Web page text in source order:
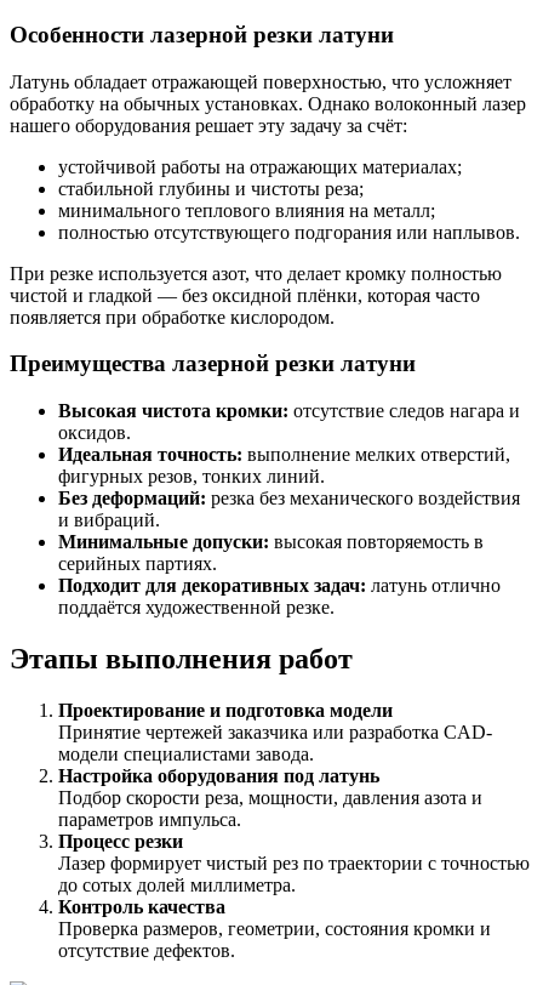
Особенности лазерной резки латуни
Латунь обладает отражающей поверхностью, что усложняет
обработку на обычных установках. Однако волоконный лазер
нашего оборудования решает эту задачу за счёт:
устойчивой работы на отражающих материалах;
стабильной глубины и чистоты реза;
минимального теплового влияния на металл;
полностью отсутствующего подгорания или наплывов.
При резке используется азот, что делает кромку полностью
чистой и гладкой — без оксидной плёнки, которая часто
появляется при обработке кислородом.
Преимущества лазерной резки латуни
Высокая чистота кромки: отсутствие следов нагара и
оксидов.
Идеальная точность: выполнение мелких отверстий,
фигурных резов, тонких линий.
Без деформаций: резка без механического воздействия
и вибраций.
Минимальные допуски: высокая повторяемость в
серийных партиях.
Подходит для декоративных задач: латунь отлично
поддаётся художественной резке.
Этапы выполнения работ
Проектирование и подготовка модели
Принятие чертежей заказчика или разработка CAD-
модели специалистами завода.
Настройка оборудования под латунь
Подбор скорости реза, мощности, давления азота и
параметров импульса.
Процесс резки
Лазер формирует чистый рез по траектории с точностью
до сотых долей миллиметра.
Контроль качества
Проверка размеров, геометрии, состояния кромки и
отсутствие дефектов.